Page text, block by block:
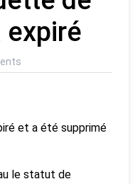
et a été supprimé
le statut de